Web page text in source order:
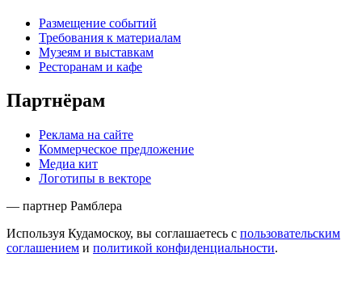
Размещение событий
Требования к материалам
Музеям и выставкам
Ресторанам и кафе
Партнёрам
Реклама на сайте
Коммерческое предложение
Медиа кит
Логотипы в векторе
— партнер Рамблера
Используя Кудамоскоу, вы соглашаетесь с пользовательским
соглашением и политикой конфиденциальности.